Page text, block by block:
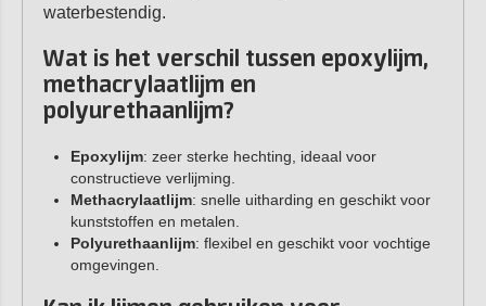
waterbestendig.
Wat is het verschil tussen epoxylijm,
methacrylaatlijm en
polyurethaanlijm?
Epoxylijm: zeer sterke hechting, ideaal voor
constructieve verlijming.
Methacrylaatlijm: snelle uitharding en geschikt voor
kunststoffen en metalen.
Polyurethaanlijm: flexibel en geschikt voor vochtige
omgevingen.